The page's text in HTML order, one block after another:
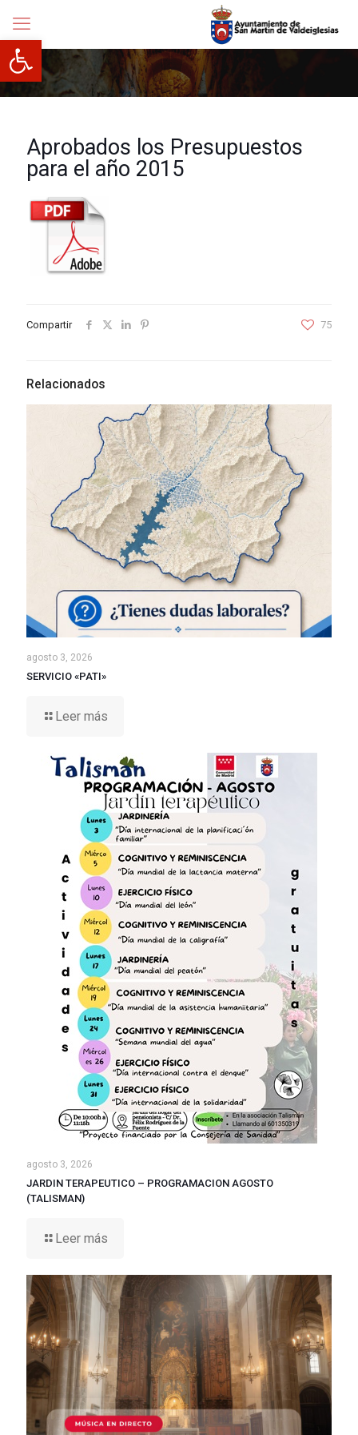
Abrir barra de herramientas
Aprobados los Presupuestos
para el año 2015
Compartir 75
Relacionados
agosto 3, 2026
SERVICIO «PATI»
Leer más
agosto 3, 2026
JARDIN TERAPEUTICO – PROGRAMACION AGOSTO
(TALISMAN)
Leer más